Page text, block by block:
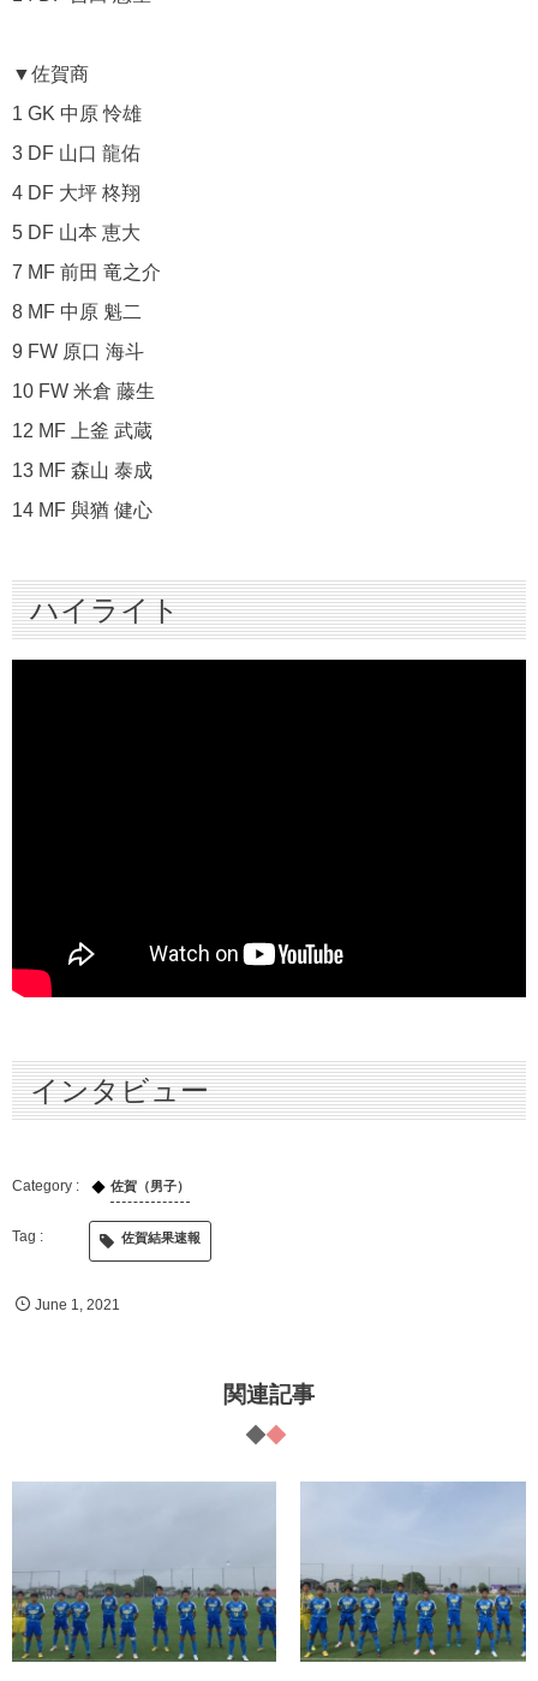
▼佐賀商
1 GK 中原 怜雄
3 DF 山口 龍佑
4 DF 大坪 柊翔
5 DF 山本 恵大
7 MF 前田 竜之介
8 MF 中原 魁二
9 FW 原口 海斗
10 FW 米倉 藤生
12 MF 上釜 武蔵
13 MF 森山 泰成
14 MF 與猶 健心
ハイライト
インタビュー
佐賀（男子）
佐賀結果速報
June 1 ,2021
関連記事